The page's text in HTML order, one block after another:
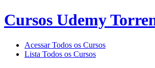
Cursos Udemy
Acessar Todos os Cursos
Lista Todos os Cursos